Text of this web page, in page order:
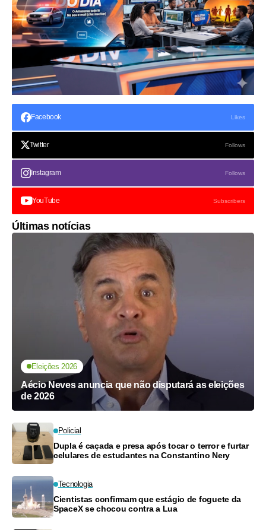
Facebook Likes
Twitter Follows
Instagram Follows
YouTube Subscribers
Últimas notícias
Eleições 2026
Aécio Neves anuncia que não disputará as eleições
de 2026
Policial
Dupla é caçada e presa após tocar o terror e furtar
celulares de estudantes na Constantino Nery
Tecnologia
Cientistas confirmam que estágio de foguete da
SpaceX se chocou contra a Lua